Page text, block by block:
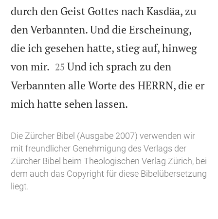
durch den Geist Gottes nach Kasdäa, zu
den Verbannten. Und die Erscheinung,
die ich gesehen hatte, stieg auf, hinweg
von mir. 

25 Und ich sprach zu den
Verbannten alle Worte des HERRN, die er
mich hatte sehen lassen.
Die Zürcher Bibel (Ausgabe 2007) verwenden wir
mit freundlicher Genehmigung des Verlags der
Zürcher Bibel beim Theologischen Verlag Zürich, bei
dem auch das Copyright für diese Bibelübersetzung
liegt.